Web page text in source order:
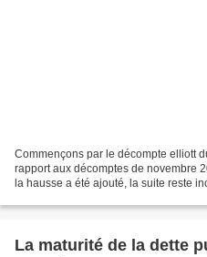
Commençons par le décompte elliott
rapport aux décomptes de novembre
la hausse a été ajouté, la suite reste
La maturité de la dette